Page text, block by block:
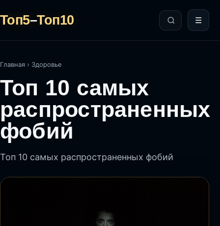
Топ5–Топ10 ☰
Главная › Здоровье
Топ 10 самых
распространенных
фобий
Топ 10 самых распространенных фобий